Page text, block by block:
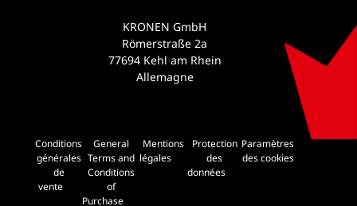
Conditions
générales
de
vente
General
Terms and
Conditions
of
Purchase
Mentions
légales
Protection
des
données
Paramètres
des cookies
KRONEN GmbH
Römerstraße 2a
77694 Kehl am Rhein
Allemagne